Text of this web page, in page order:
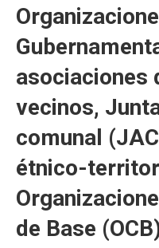
asociaciones
vecinos,
comunal
étnico-
de Base